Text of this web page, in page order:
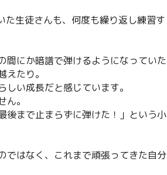
生徒さんも、何度も繰り返し練習す
間にか暗譜で弾けるようになっていた
たり。
い成長だと感じています。
。
後まで止まらずに弾けた！」という小
ではなく、これまで頑張ってきた自分